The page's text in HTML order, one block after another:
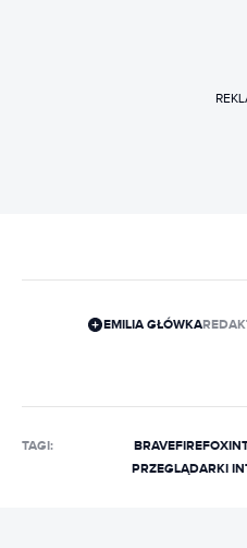
EMILIA GŁÓWKA
TAGI: BRAVEFIREFOX
PRZEGLĄDARKI